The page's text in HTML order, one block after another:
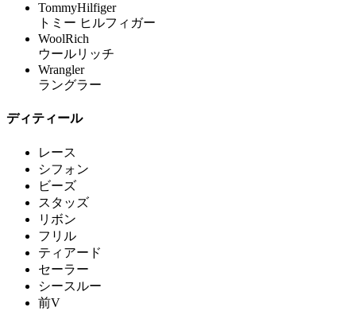
TommyHilfiger
トミー ヒルフィガー
WoolRich
ウールリッチ
Wrangler
ラングラー
ディティール
レース
シフォン
ビーズ
スタッズ
リボン
フリル
ティアード
セーラー
シースルー
前V